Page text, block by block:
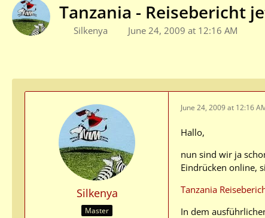
Tanzania - Reisebericht
Silkenya June 24, 2009 at 12:16 AM
Silkenya
Master
June 24, 2009 at 12:16
Hallo,
nun sind wir ja
Eindrücken online,
Tanzania
In dem